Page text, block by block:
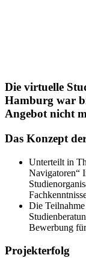
Die virtuelle
Hamburg war
Angebot nicht
Das Konzept
Unterteilt in
Navigatoren“
Die
Bewerbung
Projekterfolg